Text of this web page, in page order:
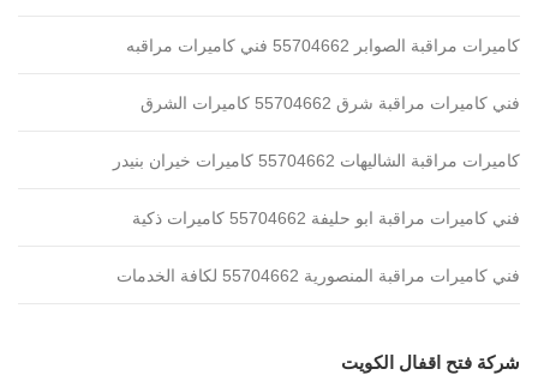
كاميرات مراقبة الصوابر 55704662 فني كاميرات مراقبه
فني كاميرات مراقبة شرق 55704662 كاميرات الشرق
كاميرات مراقبة الشاليهات 55704662 كاميرات خيران بنيدر
فني كاميرات مراقبة ابو حليفة 55704662 كاميرات ذكية
فني كاميرات مراقبة المنصورية 55704662 لكافة الخدمات
شركة فتح اقفال الكويت